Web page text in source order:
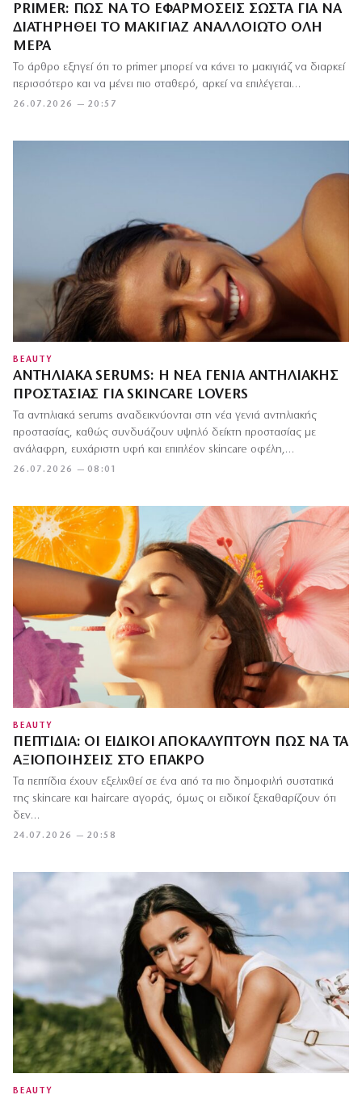
PRIMER: ΠΏΣ ΝΑ ΤΟ ΕΦΑΡΜΌΣΕΙΣ ΣΩΣΤΆ ΓΙΑ ΝΑ
ΔΙΑΤΗΡΗΘΕΊ ΤΟ ΜΑΚΙΓΙΆΖ ΑΝΑΛΛΟΊΩΤΟ ΌΛΗ
ΜΈΡΑ
26.07.2026 — 20:57
Το άρθρο εξηγεί ότι το primer μπορεί να κάνει το μακιγιάζ να διαρκεί
περισσότερο και να μένει πιο σταθερό, αρκεί να επιλέγεται…
BEAUTY
ΑΝΤΗΛΙΑΚΆ SERUMS: Η ΝΈΑ ΓΕΝΙΆ ΑΝΤΗΛΙΑΚΉΣ
ΠΡΟΣΤΑΣΊΑΣ ΓΙΑ SKINCARE LOVERS
26.07.2026 — 08:01
Τα αντηλιακά serums αναδεικνύονται στη νέα γενιά αντηλιακής
προστασίας, καθώς συνδυάζουν υψηλό δείκτη προστασίας με
ανάλαφρη, ευχάριστη υφή και επιπλέον skincare οφέλη,…
BEAUTY
ΠΕΠΤΊΔΙΑ: ΟΙ ΕΙΔΙΚΟΊ ΑΠΟΚΑΛΎΠΤΟΥΝ ΠΏΣ ΝΑ ΤΑ
ΑΞΙΟΠΟΙΉΣΕΙΣ ΣΤΟ ΈΠΑΚΡΟ
24.07.2026 — 20:58
Τα πεπτίδια έχουν εξελιχθεί σε ένα από τα πιο δημοφιλή συστατικά
της skincare και haircare αγοράς, όμως οι ειδικοί ξεκαθαρίζουν ότι
δεν…
BEAUTY